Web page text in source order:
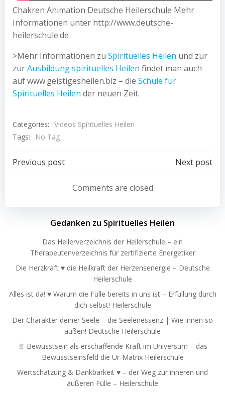
Chakren Animation Deutsche Heilerschule Mehr
Informationen unter http://www.deutsche-
heilerschule.de
>Mehr Informationen zu Spirituelles Heilen und zur
zurAusbildung spirituelles Heilen findet man auch
auf www.geistigesheilen.biz – die Schule für
Spirituelles Heilen der neuen Zeit.
Categories: Videos Spirituelles Heilen
Tags:
No Tag
Post
navigation
Previous post
navigation
Next post
Comments are closed
Gedanken zu Spirituelles Heilen
Das Heilerverzeichnis der Heilerschule – ein
Therapeutenverzeichnis für zertifizierte Energetiker
Die Herzkraft ♥ die Heilkraft der Herzensenergie – Deutsche
Heilerschule
Alles ist da! ♥ Warum die Fülle bereits in uns ist – Erfüllung durch
dich selbst! Heilerschule
Der Charakter deiner Seele – die Seelenessenz | Wie innen so
außen! Deutsche Heilerschule
♕ Bewusstsein als erschaffende Kraft im Universum – das
Bewusstseinsfeld die Ur-Matrix Heilerschule
Wertschätzung & Dankbarkeit ♥ – der Weg zur inneren und
äußeren Fülle – Heilerschule